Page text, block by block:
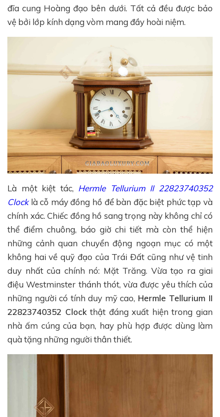
đĩa cung Hoàng đạo bên dưới. Tất cả đều được bảo
vệ bởi lớp kính dạng vòm mang đầy hoài niệm.
Là một kiệt tác, Hermle Tellurium II 22823740352
Clocklà cỗ máy đồng hồ để bàn đặc biệt phức tạp và
chính xác. Chiếc đồng hồ sang trọng này không chỉ có
thể điểm chuông, báo giờ chi tiết mà còn thể hiện
những cảnh quan chuyển động ngoạn mục có một
không hai về quỹ đạo của Trái Đất cũng như vệ tinh
duy nhất của chính nó: Mặt Trăng. Vừa tạo ra giai
điệu Westminster thánh thót, vừa được yêu thích của
những người có tính duy mỹ cao, Hermle Tellurium II
22823740352 Clockthật đáng xuất hiện trong gian
nhà ấm cúng của bạn, hay phù hợp được dùng làm
quà tặng những người thân thiết.